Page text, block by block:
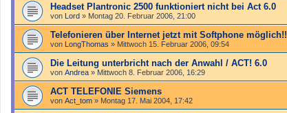
Headset Plantronic 2500 funktioniert nicht bei Act 6.0
von Lord » Montag 20. Februar 2006, 21:00
Telefonieren über Internet jetzt mit Softphone möglich!!
von LongThomas » Mittwoch 15. Februar 2006, 09:54
Die Leitung unterbricht nach der Anwahl / ACT! 6.0
von Andrea » Mittwoch 8. Februar 2006, 16:29
ACT TELEFONIE Siemens
von Act_tom » Montag 17. Mai 2004, 17:42